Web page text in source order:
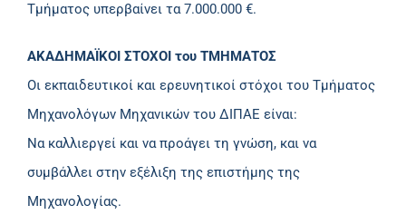
Τμήματος υπερβαίνει τα 7.000.000 €.
ΑΚΑΔΗΜΑΪΚΟΙ ΣΤΟΧΟΙ του ΤΜΗΜΑΤΟΣ
Οι εκπαιδευτικοί και ερευνητικοί στόχοι του Τμήματος
Μηχανολόγων Μηχανικών του ΔΙΠΑΕ είναι:
Να καλλιεργεί και να προάγει τη γνώση, και να
συμβάλλει στην εξέλιξη της επιστήμης της
Μηχανολογίας.